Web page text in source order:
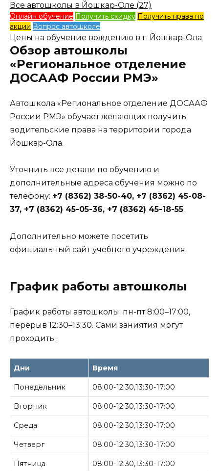
Все автошколы в Йошкар-Оле (27)
Онлайн обучение Получить скидку Получить права по
акции Вопрос автошколе
Цены на обучение вождению в г. Йошкар-Ола
Обзор автошколы
«Региональное отделение
ДОСААФ России РМЭ»
Автошкола «Региональное отделение ДОСААФ
России РМЭ» обучает желающих получить
водительские права на территории города
Йошкар-Ола.
Уточнить все детали по обучению и
дополнительные адреса обучения можно по
телефону: +7 (8362) 38-50-40, +7 (8362) 45-08-
37, +7 (8362) 45-05-36, +7 (8362) 45-18-55.
Дополнительно можете посетить
официальный сайт учебного учреждения.
График работы автошколы
График работы автошколы: пн-пт 8:00–17:00,
перерыв 12:30–13:30. Сами заниятия могут
проходить .
Дни Время
Понедельник 08:00-12:30,13:30-17:00
Вторник 08:00-12:30,13:30-17:00
Среда 08:00-12:30,13:30-17:00
Четверг 08:00-12:30,13:30-17:00
Пятница 08:00-12:30,13:30-17:00